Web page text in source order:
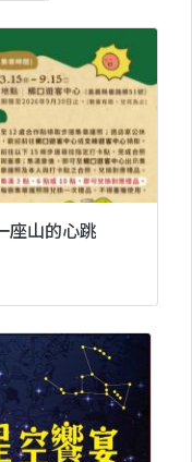
座山的心跳